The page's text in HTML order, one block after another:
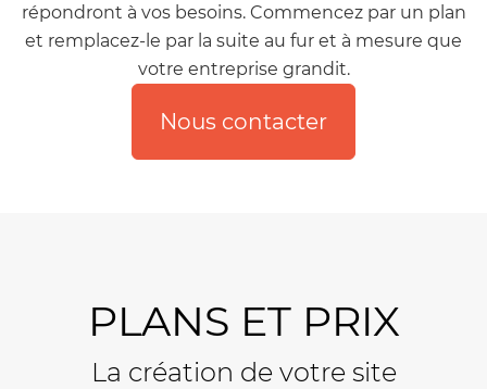
répondront à vos besoins. Commencez par un plan
et remplacez-le par la suite au fur et à mesure que
votre entreprise grandit.
Nous contacter
PLANS ET PRIX
La création de votre site